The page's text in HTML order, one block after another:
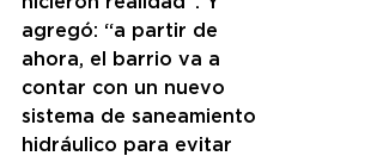
agregó: “a partir de
ahora, el barrio va a
contar con un nuevo
sistema de saneamiento
hidráulico para evitar